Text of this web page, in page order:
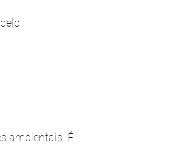
ambientais. É